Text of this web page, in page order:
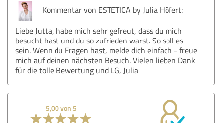
Kommentar von ESTETICA by Julia Höfert:
Liebe Jutta, habe mich sehr gefreut, dass du mich
besucht hast und du so zufrieden warst. So soll es
sein. Wenn du Fragen hast, melde dich einfach - freue
mich auf deinen nächsten Besuch. Vielen lieben Dank
für die tolle Bewertung und LG, Julia
5,00 von 5